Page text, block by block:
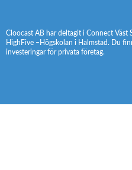
Cloocast AB har deltagit i Connect
HighFive –Högskolan i Halmstad. Du
investeringar för privata företag.